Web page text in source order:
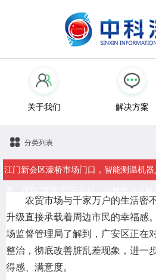
关于我们 解决方案
分类列表
江门新会区濠桥市场门口，智能测温机
都贴着智慧二维码，市民用手机扫码即
息……随着农贸市场升级改造行动有序有
农贸市场实现从脏乱差到“高大上”的转
心和放心。 今年初，我省将“完成
农贸市场与千家万户的生活密
升级直接承载着周边市民的幸福感
场监督管理局了解到，广安区正在
整治，彻底改善脏乱差现象，进一
得感、满意度。